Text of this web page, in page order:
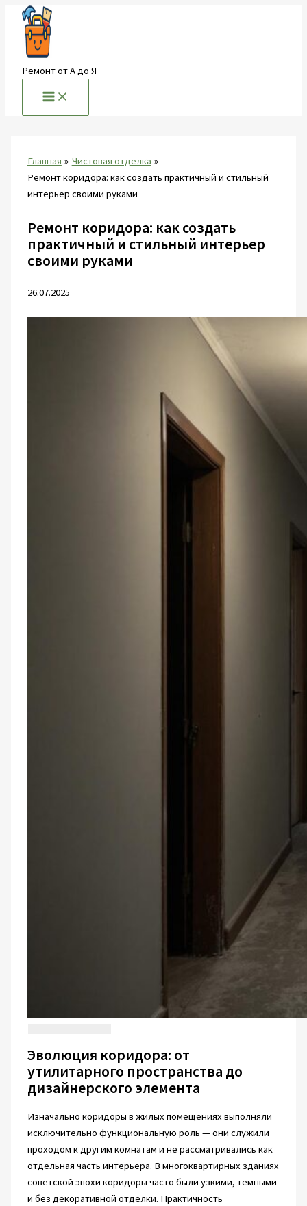
Перейти
содержимому
Ремонт от А до Я
Главная
Чистовая отделка
Ремонт коридора: как создать практичный и стильный
интерьер своими руками
Ремонт коридора: как создать
практичный и стильный интерьер
своими руками
26.07.2025
Эволюция коридора: от
утилитарного пространства до
дизайнерского элемента
Изначально коридоры в жилых помещениях выполняли
исключительно функциональную роль — они служили
проходом к другим комнатам и не рассматривались как
отдельная часть интерьера. В многоквартирных зданиях
советской эпохи коридоры часто были узкими, темными
и без декоративной отделки. Практичность